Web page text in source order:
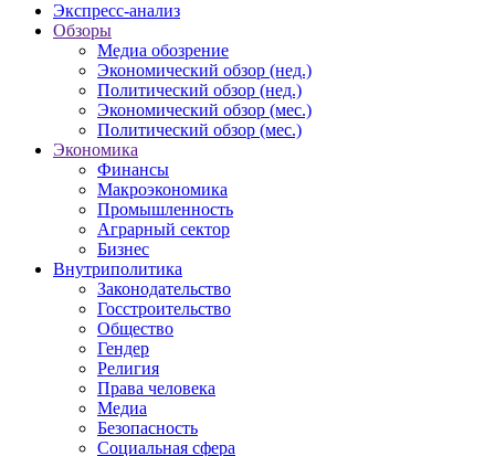
Экспресс-анализ
Обзоры
Медиа обозрение
Экономический обзор (нед.)
Политический обзор (нед.)
Экономический обзор (мес.)
Политический обзор (мес.)
Экономика
Финансы
Макроэкономика
Промышленность
Аграрный сектор
Бизнес
Внутриполитика
Законодательство
Госстроительство
Общество
Гендер
Религия
Права человека
Медиа
Безопасность
Социальная сфера